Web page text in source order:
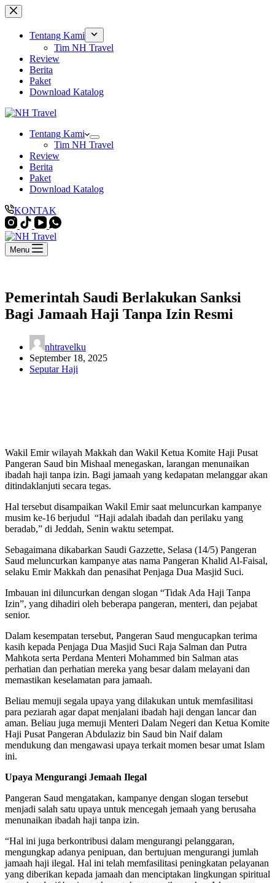
Skip
to
contentTentang Kami
Tim NH Travel
Review
Berita
Paket
Download Katalog
Tentang Kami
Tim NH Travel
Review
Berita
Paket
Download Katalog
KONTAK
Menu
Pemerintah Saudi Berlakukan Sanksi
Bagi Jamaah Haji Tanpa Izin Resmi
nhtravelku
September 18, 2025
Seputar Haji
Wakil Emir wilayah Makkah dan Wakil Ketua Komite Haji Pusat
Pangeran Saud bin Mishaal menegaskan, larangan menunaikan
ibadah haji tanpa izin. Bagi jamaah yang kedapatan melanggar akan
ditindaklanjuti secara tegas.
Hal tersebut disampaikan Wakil Emir saat meluncurkan kampanye
musim ke-16 berjudul “Haji adalah ibadah dan perilaku yang
beradab,” di Jeddah, Senin waktu setempat.
Sebagaimana dikabarkan Saudi Gazzette, Selasa (14/5) Pangeran
Saud meluncurkan kampanye atas nama Pangeran Khalid Al-Faisal,
selaku Emir Makkah dan penasihat Penjaga Dua Masjid Suci.
Imbauan ini diluncurkan dengan slogan “Tidak Ada Haji Tanpa
Izin”, yang dihadiri oleh beberapa pangeran, menteri, dan pejabat
senior.
Dalam kesempatan tersebut, Pangeran Saud mengucapkan terima
kasih kepada Penjaga Dua Masjid Suci Raja Salman dan Putra
Mahkota serta Perdana Menteri Mohammed bin Salman atas
perhatian dan perhatian mereka yang besar dalam melayani dan
memastikan keselamatan para jamaah.
Beliau memuji segala upaya yang dilakukan untuk memfasilitasi
para peziarah agar dapat menjalani ibadah haji dengan lancar dan
aman. Beliau juga memuji Menteri Dalam Negeri dan Ketua Komite
Haji Pusat Pangeran Abdulaziz bin Saud bin Naif dalam
mendukung dan mengawasi upaya terkait momen besar umat Islam
ini.
Upaya Mengurangi Jemaah Ilegal
Pangeran Saud mengatakan, kampanye dengan slogan tersebut
menjadi salah satu upaya untuk mencegah jemaah yang berusaha
menunaikan ibadah haji tanpa izin.
“Hal ini juga berkontribusi dalam mengurangi pelanggaran,
mengungkap adanya penipuan, dan bertujuan mengurangi jumlah
jamaah haji ilegal. Hal ini telah memfasilitasi peningkatan pelayanan
yang diberikan kepada jamaah dan menciptakan lingkungan spiritual